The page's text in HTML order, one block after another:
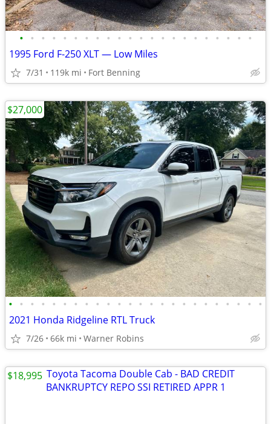
• • • • • • • • • • • • • • • • • • • • • •
1995 Ford F-250 XLT — Low Miles
7/31 119k mi Fort Benning
• • • • • • • • • • • • • • • • • • • • • • • •
2021 Honda Ridgeline RTL Truck
7/26 66k mi Warner Robins
$27,000
$18,995